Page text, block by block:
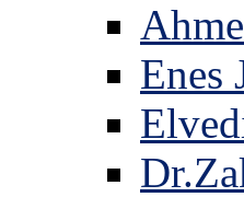
Enes